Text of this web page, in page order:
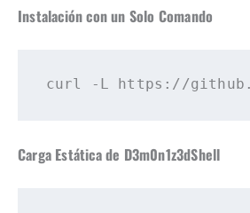
Instalación con un Solo Comando
Carga Estática de D3m0n1z3dShell